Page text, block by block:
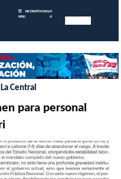
MENU
INICIOINSTITUCIONAL MEMORIAS
ANUALES
La Central
para personal